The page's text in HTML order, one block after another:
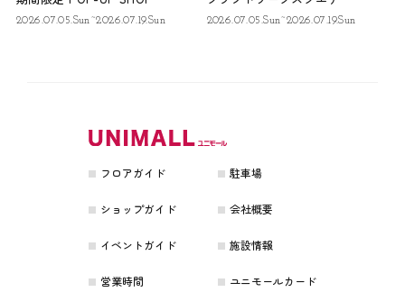
2026.07.05.Sun~2026.07.19.Sun 2026.07.05.Sun~2026.07.19.Sun
フロアガイド
ユニモールカード
ショップガイド
駐車場
イベントガイド
会社概要
営業時間
施設情報